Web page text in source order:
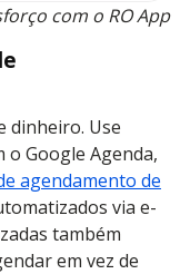
com o RO App
dinheiro. Use
Google Agenda,
agendamento de
via e-
também
em vez de